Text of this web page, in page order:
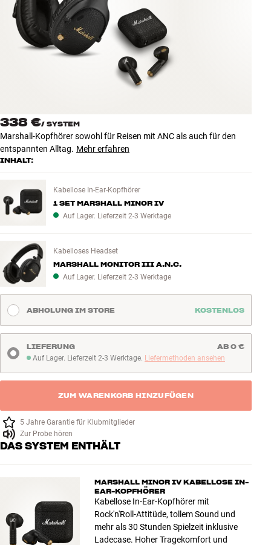
Zubehör
INSPIRATION
ANGEBOTE
Store Finden
Anmelden
Kundendienst
Bauen mit Klang
338 €/ SYSTEM
Marshall-Kopfhörer sowohl für Reisen mit ANC als auch für den
entspannten Alltag. Mehr erfahren
INHALT:
Kabellose In-Ear-Kopfhörer
1 SET MARSHALL MINOR IV
Auf Lager. Lieferzeit 2-3 Werktage
Kabelloses Headset
MARSHALL MONITOR III A.N.C.
Auf Lager. Lieferzeit 2-3 Werktage
ABHOLUNG IM STORE KOSTENLOS
Auf Lager. Lieferzeit 2-3 Werktage
Auf Lager. Lieferzeit 2-3 Werktage. Liefermethoden ansehen
LIEFERUNG AB 0 €
ZUM WARENKORB HINZUFÜGEN
5 Jahre Garantie für Klubmitglieder
Zur Probe hören
DAS SYSTEM ENTHÄLT
MARSHALL MINOR IV KABELLOSE IN-
EAR-KOPFHÖRER
Kabellose In-Ear-Kopfhörer mit
Rock'n'Roll-Attitüde, tollem Sound und
mehr als 30 Stunden Spielzeit inklusive
Ladecase. Hoher Tragekomfort und